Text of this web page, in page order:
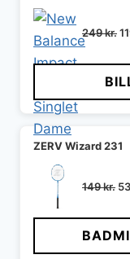
249kr.
ZERV Wizard 231
149kr. 53